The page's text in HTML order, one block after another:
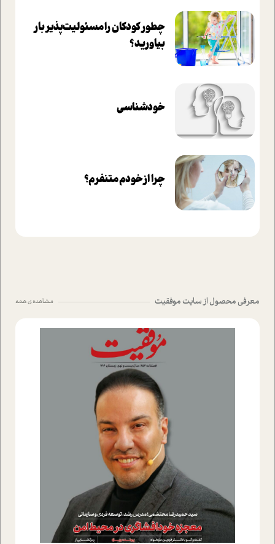
چطور کودکان را مسئولیت‌پذیر بار
بیاورید؟
خودشناسی
چرا از خودم متنفرم؟
معرفی محصول از سایت موفقیت مشاهده ی همه